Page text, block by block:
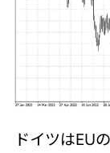
ドイツはEU